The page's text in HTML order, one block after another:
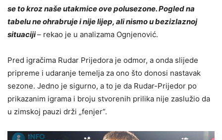
se to kroz naše utakmice ove polusezone. Pogled na
tabelu ne ohrabruje i nije lijep, ali nismo u bezizlaznoj
situaciji– rekao je u analizama Ognjenović.
Pred igračima Rudar Prijedora je odmor, a onda slijede
pripreme i udaranje temelja za ono što donosi nastavak
sezone. Jedno je sigurno, a to je da Rudar-Prijedor po
prikazanim igrama i broju stvorenih prilika nije zaslužio da
u zimskoj pauzi drži „fenjer“.